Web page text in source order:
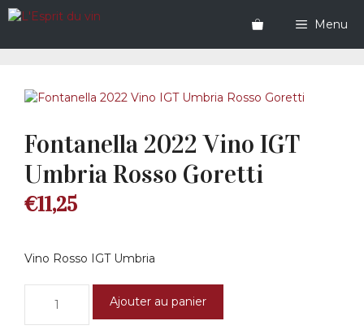
Aller
au
Menu
Fontanella 2022 Vino IGT
Umbria Rosso Goretti
€11,25
Vino Rosso IGT Umbria
Fontanella
Ajouter au panier